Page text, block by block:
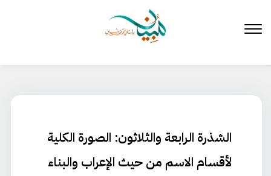
المحتوى
الشذرة الرابعة والثلاثون: الصورة الكلية
لأقسام الاسم من حيث الإعراب والبناء